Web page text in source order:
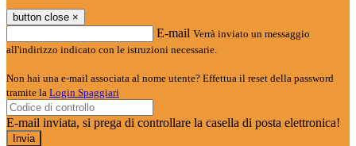
button close ×
E-mail Verrà inviato un messaggio
all'indirizzo indicato con le istruzioni necessarie.
Non hai una e-mail associata al nome utente? Effettua il reset della password
tramite la Login Spaggiari
E-mail inviata, si prega di controllare la casella di posta elettronica!